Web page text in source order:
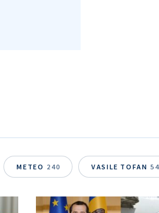
METEO 240 VASILE TOFAN 54